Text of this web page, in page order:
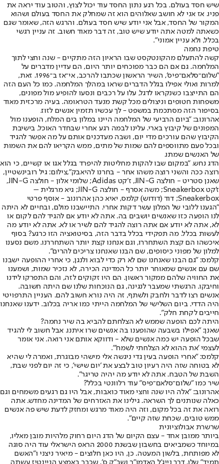
שיש חסד בעולם. בכל רגע נתון החסד עוד יכול לצוץ, והטוב עוד יראה את
פניו. אז אני לא חושב שאלוהים הוא זה שמחלק את החסד בעולם ושהוא
המקור של החסד, אבל אני יודע שיש חסד בעולם. והרגש הזה, שאומר שגם
כשאתה למטה אתה יודע שיש טוב, זה דבר מאוד חשוב. זה עניין רגשי
בכלל, ולא עניין אמוני".
טיפת נחמה
קשה להתעלם מהקונטקסט שבו הראיון הזה מתקיים - שנה וחצי לתוך
המלחמה. גם אם הם כבר מפוכחים יותר היום, הם עדיין מדברים על
"שלום־סלאם־פיס', השיר הראשון שכתבו להרכב, אי־אז ב־1996. זאת,
למרות ואולי אפילו בגלל הדברים שראו במהלך המלחמה. כמו כל העם הזה
הם התייצבו כשנקראו לדגל, עלו על רכבים ונסעו להופיע מול מפונים,
משפחות חטופים וניצולים מכל קשת מנעד הטראומה. בעיה מרכזית מאוד
בסיפור הזה מסתכמת במשפט - לך עכשיו תזמין אנשים לזוז.
אהרונוב: "ביום הרביעי של המלחמה היינו במלון בים המלח, הופענו מול
המפונים של קיבוץ בארי. עלינו לבמה רגע אחרי שבחדר האוכל, בישיבת
הקיבוץ שהם עורכים מדי יום, ושבה מעדכנים אותם על מה אפשר להגיד
ובכל פעם מתווספים להם שמות של מתים, ממש הקריאו להם את השמות
של האנשים שמתו.
הדג נחש. "במקום שבו להקות מחליטות להיפרד בגלל אגו או קשיים, כי הוא
רוצה ככה והשני רוצה משהו אחר - בחרנו להיאבק",צילום: גיל רובינשטיין,
שאנן סטריט - חולצה JIN-G, ז׳קט Adidas; שלומי אלון - חולצה JIN-G,
ז'קט Sneakerbox; משה אסרף - חולצה JIN-G; גיא מרגלית –
Sneakerbox; דוד (דודוש) קלמס, יאיא כהן אהרונוב - אוסף פרטי
"הגענו ללובי של המלון עשר דקות אחרי. התיישבנו מולם, ובחיים לא היתה
לנו הופעה כזו שאנשים יושבים בה. אתה לא יודע אם להגיד להם לקום או
לא, אתה לא יודע אם אתה רוצה להגיד להם לשיר או לא. אתה לא יודע מה
לעשות בכלל. מה תפקידי בכלל בדבר הזה, בסיטואציה הזו כרגע? בסוף
איכשהו הם קצת השתחררו, וגם אנחנו קצת יותר השתחררנו. משם נסענו
למלון של מפוני כיסופים, שם הבנו שאנחנו צריכים להרים".
קלמס: "גם הבנו שאנחנו שם לא רק כדי לבוא ולנגן, כי אחרי ההופעה ישבנו
שם עם אנשים שמאוחר יותר כל המדינה הכירה, לא נזכיר שמות, ושמענו
את החוויה שלהם ממקור ראשון. הם היו זקוקים לזה, והם התפרקו לידנו
וחיבקו. הרגשתי שמעבר לנגינה, גם הנוכחות שלנו שם היתה חשובה.
אנשים רצו לדבר ולחבק ולשתף, זה היה נורא חשוב להם. העניין התרפויטי
היה הדדי. ביום השלישי של המלחמה הייתי כמו אריה בכלוב. ידענו שאנחנו
חייבים לקחת חלק".
היתה לכם הופעה שממש לא הצלחתם להביא בה שיר נחמה?
שאנן: "אפילו בשבעה שהופענו בה אנשים שרו איתנו. אבל חשוב לי להגיד
שבכל הופעה יש כמה אנשים שלא - ודווקא אותם אני רואה. אני אומר
לעצמי 'את ההוא לא הצלחתי לשמח'".
קלמס: "אחרי הופעה בעין גדי ניגשה אלי מישהי מבוגרת, ואמרה לי שהיא
לא בטוחה שזה היה רעיון טוב לבצע את 'יום שישי', כי זה יום לפני שבת,
השבת של הטבח. אתה לא יודע מה יהיה טריגר".
שיר כמו "שלום־סלאם־פיס" עוד רלוונטי בכלל?
אהרונוב: "אלה היו שנה וחצי מאוד כואבות, אבל היו גם רגעים משמחים וגם
כאלה שנותנים לך השראה. גילינו את האזרחים של המדינה מחדש. אתה
רואה את זה בכל מקום, וזה היה מאוד מרגש ומחזק לדעת שיש פה אנשים
ממש טובים. שכחת שזה קיים".
שרשרת אבולוציונית
ביותר ממובן אחד - עצם הקיום של הדג היום רחוק מלהיות מובן מאליו,
במיוחד כשמביאים בחשבון שבשנת 2000 הראפ הישראלי עוד היה סוגה
לא מפותחת, בלשון המעטה. כן, היו כאן חלוצים - מיאיר ניצני ו"האשם